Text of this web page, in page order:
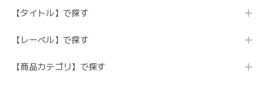
【タイトル】で探す
【レーベル】で探す
【商品カテゴリ】で探す